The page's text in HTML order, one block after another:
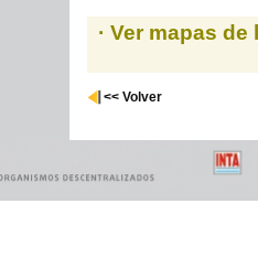
· Ver mapas
<< Volver